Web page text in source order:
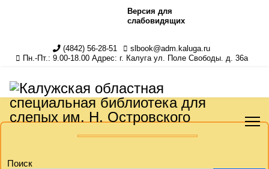
Версия для
слабовидящих
(4842) 56-28-51
slbook@adm.kaluga.ru
Пн.-Пт.: 9.00-18.00 Адрес: г. Калуга ул. Поле Свободы. д. 36а
Поиск